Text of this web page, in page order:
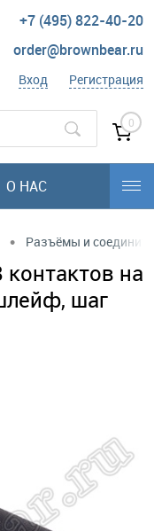
+7 (495) 822-40-20
order@brownbear.ru
Вход Регистрация
0
О НАС
• Разъёмы и
на
шаг